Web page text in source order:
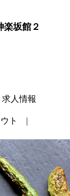
楽坂館２
求人情報
ト